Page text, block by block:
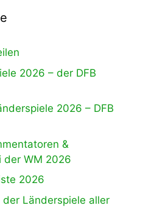
2026 – der DFB
2026 – DFB
&
der WM 2026
2026
der Länderspiele aller